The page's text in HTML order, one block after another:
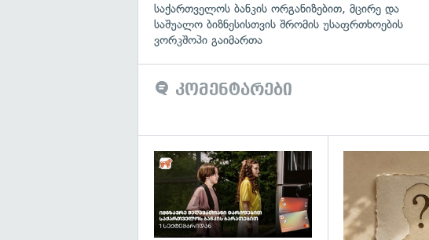
საქართველოს ბანკის ორგანიზებით, მცირე და
საშუალო ბიზნესისთვის შრომის უსაფრთხოების
ვორკშოპი გაიმართა
კომენტარები